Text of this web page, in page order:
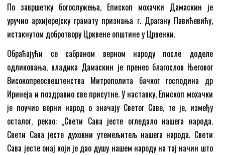
По завршетку богослужења, Епископ мохачки Дамаскин је
уручио архијерејску грамату признања г. Драгану Павићевићу,
истакнутом добротвору Црквене општине у Црвенки.
Обраћајући се сабраном верном народу после доделе
одликовања, владика Дамаскин је пренео благослов Његовог
Високопреосвештенства Митрополита бачког господина др
Иринеја и поздравио све присутне. У наставку, Епископ мохачки
је поучио верни народ о значају Светог Саве, те је, између
осталог, рекао: „Свети Сава јесте огледало нашега народа.
Свети Сава јесте духовни утемељитељ нашега народа. Свети
Сава јесте онај који је дао душу нашем народу на тај начин што